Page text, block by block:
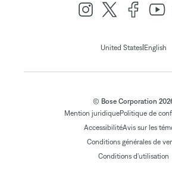
United States|English
© Bose Corporation
Mention juridiquePolitique de
AccessibilitéAvis sur les
Conditions générales de
Conditions d'utilisation